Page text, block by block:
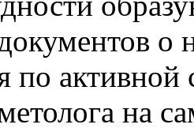
о
по активной
на